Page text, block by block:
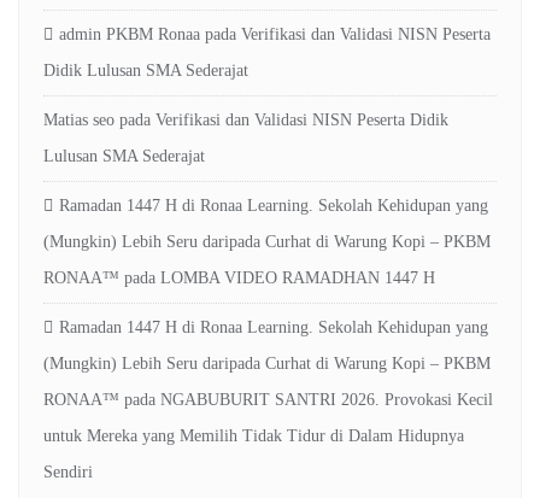
admin PKBM Ronaa pada Verifikasi dan Validasi NISN Peserta
Didik Lulusan SMA Sederajat
Matias seo pada Verifikasi dan Validasi NISN Peserta Didik
Lulusan SMA Sederajat
Ramadan 1447 H di Ronaa Learning. Sekolah Kehidupan yang
(Mungkin) Lebih Seru daripada Curhat di Warung Kopi – PKBM
RONAA™ pada LOMBA VIDEO RAMADHAN 1447 H
Ramadan 1447 H di Ronaa Learning. Sekolah Kehidupan yang
(Mungkin) Lebih Seru daripada Curhat di Warung Kopi – PKBM
RONAA™ pada NGABUBURIT SANTRI 2026. Provokasi Kecil
untuk Mereka yang Memilih Tidak Tidur di Dalam Hidupnya
Sendiri